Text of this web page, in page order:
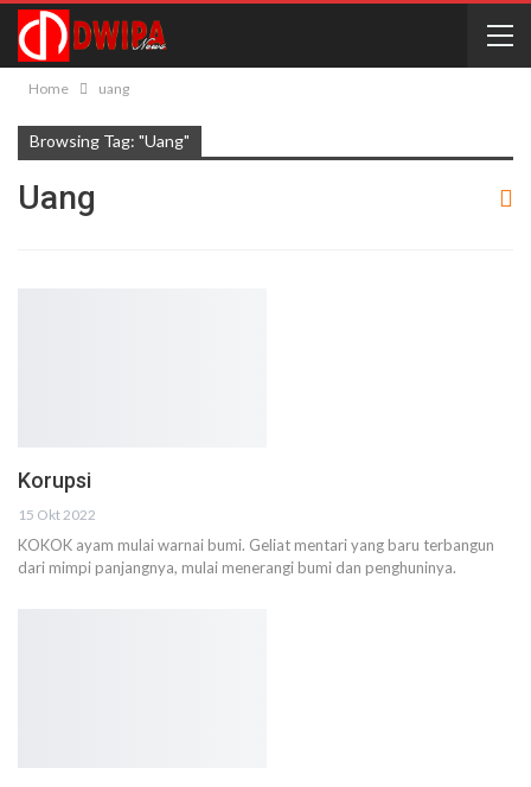
Home uang
Browsing Tag: "uang"
Uang
Korupsi
15 Okt 2022
KOKOK ayam mulai warnai bumi. Geliat mentari yang baru terbangun
dari mimpi panjangnya, mulai menerangi bumi dan penghuninya.